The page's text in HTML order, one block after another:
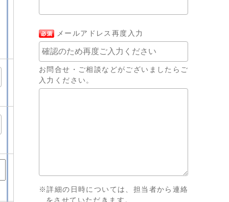
メールアドレス再度入力
お問合せ・ご相談などがございましたらご
入力ください。
※詳細の日時については、担当者から連絡
をさせていただきます。